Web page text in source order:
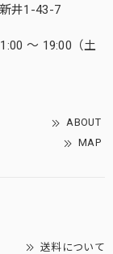
井1-43-7
～ 19:00（土
ABOUT
MAP
送料について